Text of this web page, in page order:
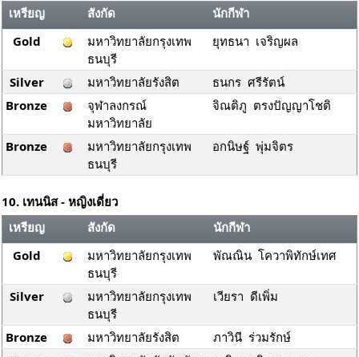
เหรียญ
สังกัด
นักกีฬา
Gold
มหาวิทยาลัยกรุงเทพ
ธนบุรี
ยุทธนา เจริญผล
Silver มหาวิทยาลัยรังสิต
ธนกร ศรีรัตน์
Bronze
จุฬาลงกรณ์
มหาวิทยาลัย
จิณติภู ตรงปัญญาโชติ
Bronze
มหาวิทยาลัยกรุงเทพ
ธนบุรี
อกนิษฐ์ พุ่มจิตร
10. เทนนิส - หญิงเดี่ยว
เหรียญ
สังกัด
นักกีฬา
Gold
มหาวิทยาลัยกรุงเทพ
ธนบุรี
พัณณิน โควาพิทักษ์เทศ
Silver
มหาวิทยาลัยกรุงเทพ
ธนบุรี
เวียรา ดีเพิ่ม
Bronze มหาวิทยาลัยรังสิต
ภาวินี ร่วมรักษ์